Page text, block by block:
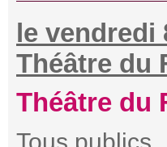
le vendredi
Théâtre du
Théâtre du
Tous publics